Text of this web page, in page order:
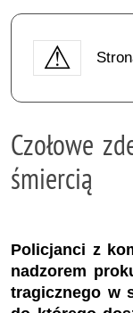
Czołowe
śmiercią
Policjanci z
nadzorem
tragicznego w